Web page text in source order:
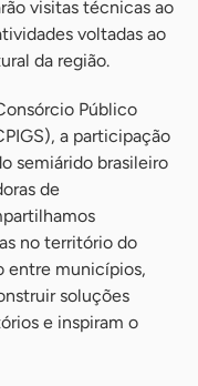
visitas técnicas ao
voltadas ao
da região.
Público
a participação
semiárido brasileiro
de
no território do
entre municípios,
soluções
e inspiram o